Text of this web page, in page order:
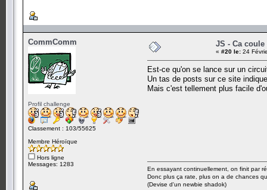
CommComm
Profil challenge
Classement : 103/55625
Membre Héroïque
Hors ligne
Messages: 1283
JS - Ca
« #20 le: 24
Est-ce qu'on se lance sur un
Un tas de posts sur ce site
Mais c'est tellement plus facile
En essayant continuellement, on finit par
Donc plus ça rate, plus on a de chances
(Devise d'un newbie shadok)